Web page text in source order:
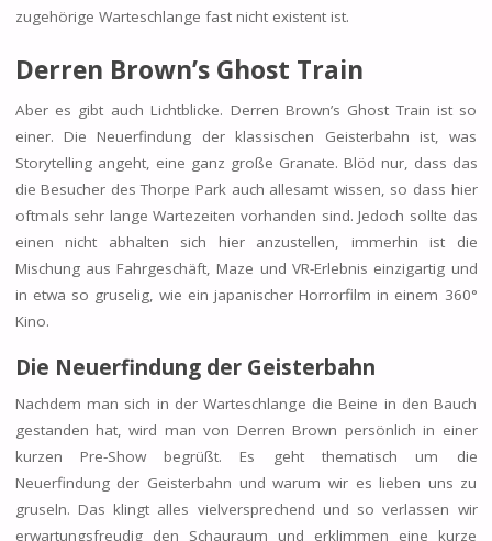
zugehörige Warteschlange fast nicht existent ist.
Derren Brown’s Ghost Train
Aber es gibt auch Lichtblicke. Derren Brown’s Ghost Train ist so
einer. Die Neuerfindung der klassischen Geisterbahn ist, was
Storytelling angeht, eine ganz große Granate. Blöd nur, dass das
die Besucher des Thorpe Park auch allesamt wissen, so dass hier
oftmals sehr lange Wartezeiten vorhanden sind. Jedoch sollte das
einen nicht abhalten sich hier anzustellen, immerhin ist die
Mischung aus Fahrgeschäft, Maze und VR-Erlebnis einzigartig und
in etwa so gruselig, wie ein japanischer Horrorfilm in einem 360°
Kino.
Die Neuerfindung der Geisterbahn
Nachdem man sich in der Warteschlange die Beine in den Bauch
gestanden hat, wird man von Derren Brown persönlich in einer
kurzen Pre-Show begrüßt. Es geht thematisch um die
Neuerfindung der Geisterbahn und warum wir es lieben uns zu
gruseln. Das klingt alles vielversprechend und so verlassen wir
erwartungsfreudig den Schauraum und erklimmen eine kurze